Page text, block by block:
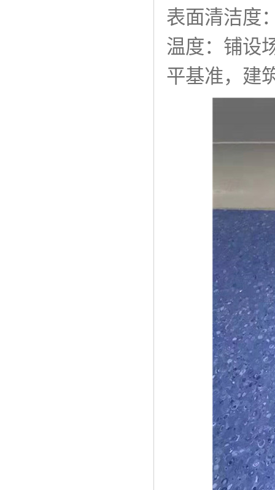
表面清洁度
温度：铺设
平基准，建